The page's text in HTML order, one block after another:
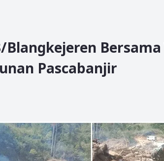
Blangkejeren
Pascabanjir